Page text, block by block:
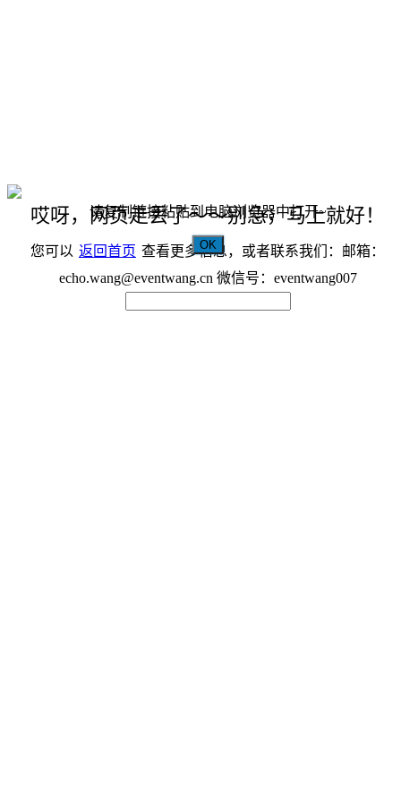
哎呀，网页走丢了～～别急，马上就好！
您可以 返回首页 查看更多信息，或者联系我们：邮箱：
echo.wang@eventwang.cn 微信号：eventwang007
请复制链接粘贴到电脑浏览器中打开~
OK